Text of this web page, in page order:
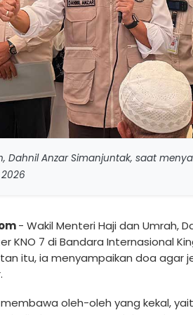
Dahnil Anzar Simanjuntak, saat
- Wakil Menteri Haji dan Umrah,
KNO 7 di Bandara Internasional
itu, ia menyampaikan doa agar
oleh-oleh yang kekal,